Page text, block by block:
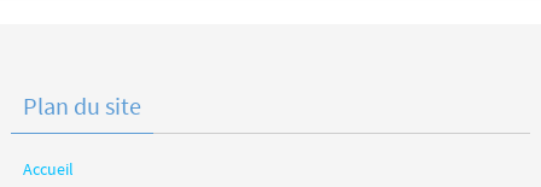
Plan du site
Accueil